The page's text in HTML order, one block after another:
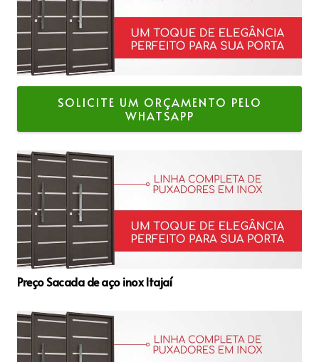
SOLICITE UM ORÇAMENTO PELO
WHATSAPP
Preço Sacada de aço inox Itajaí